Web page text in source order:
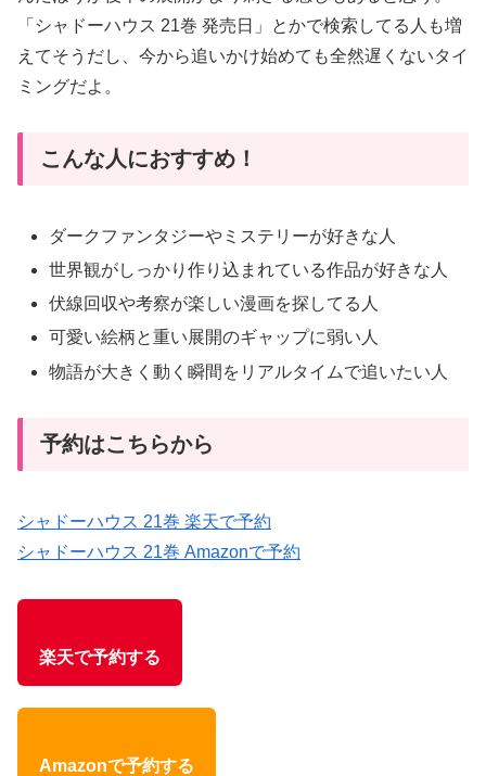
「シャドーハウス 21巻 発売日」とかで検索してる人も増
えてそうだし、今から追いかけ始めても全然遅くないタイ
ミングだよ。
こんな人におすすめ！
ダークファンタジーやミステリーが好きな人
世界観がしっかり作り込まれている作品が好きな人
伏線回収や考察が楽しい漫画を探してる人
可愛い絵柄と重い展開のギャップに弱い人
物語が大きく動く瞬間をリアルタイムで追いたい人
予約はこちらから
シャドーハウス 21巻 楽天で予約
シャドーハウス 21巻 Amazonで予約
楽天で予約する
Amazonで予約する